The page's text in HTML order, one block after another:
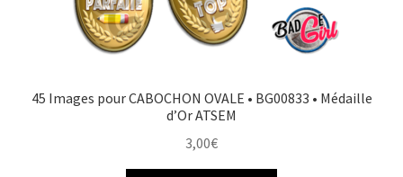
45 Images pour CABOCHON OVALE • BG00833 • Médaille
d’Or ATSEM
3,00€